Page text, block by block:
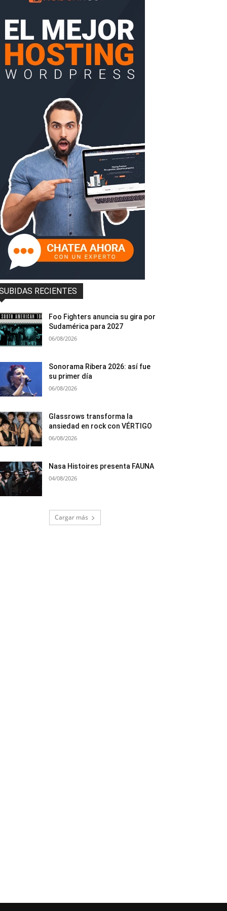
RECIENTES
Foo Fighters anuncia su gira por
Sudamérica para 2027
06/08/2026
Sonorama Ribera 2026: así fue
su primer día
06/08/2026
Glassrows transforma la
ansiedad en rock con VÉRTIGO
06/08/2026
Nasa Histoires presenta FAUNA
04/08/2026
Cargar más